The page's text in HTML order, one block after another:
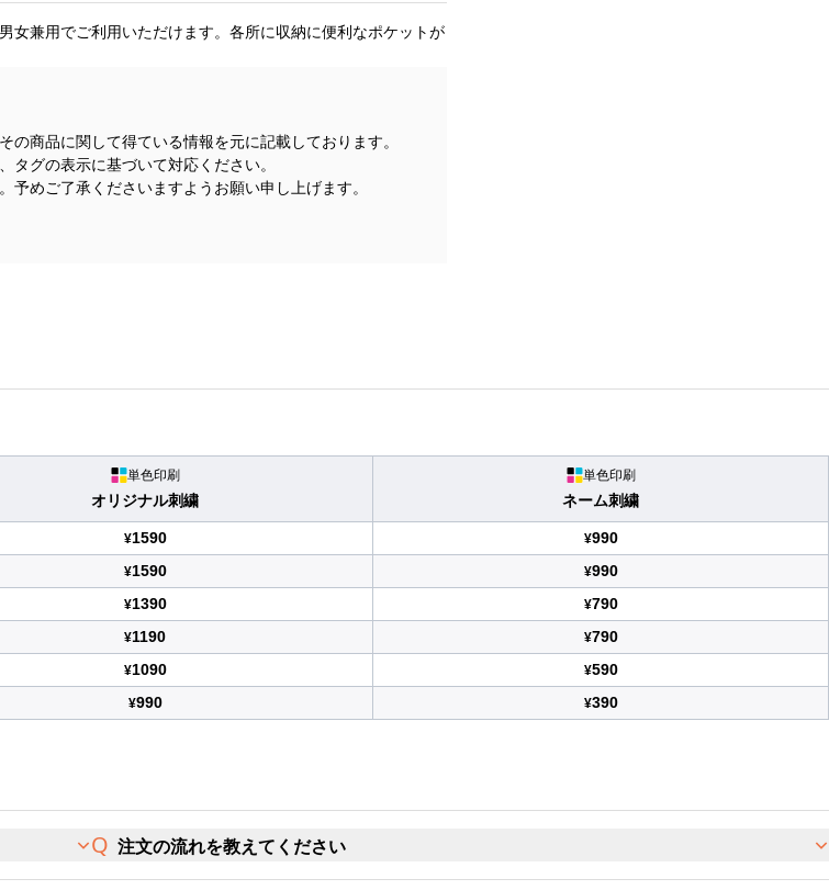
女兼用でご利用いただけます。各所に収納に便利なポケットが
の商品に関して得ている情報を元に記載しております。
タグの表示に基づいて対応ください。
予めご了承くださいますようお願い申し上げます。
単色印刷
オリジナル刺繍
単色印刷
ネーム刺繍
¥1590 ¥990
¥1590 ¥990
¥1390 ¥790
¥1190 ¥790
¥1090 ¥590
¥990 ¥390
注文の流れを教えてください